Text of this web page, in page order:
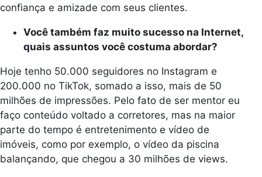
confiança e amizade com seus clientes.
Você também faz muito sucesso na Internet,
quais assuntos você costuma abordar?
Hoje tenho 50.000 seguidores no Instagram e
200.000 no TikTok, somado a isso, mais de 50
milhões de impressões. Pelo fato de ser mentor eu
faço conteúdo voltado a corretores, mas na maior
parte do tempo é entretenimento e vídeo de
imóveis, como por exemplo, o vídeo da piscina
balançando, que chegou a 30 milhões de views.